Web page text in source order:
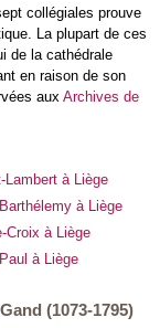
collégiales prouve
La plupart de ces
de la cathédrale
en raison de son
aux Archives de
à Liège
à Liège
Croix à Liège
à Liège
(1073-1795)